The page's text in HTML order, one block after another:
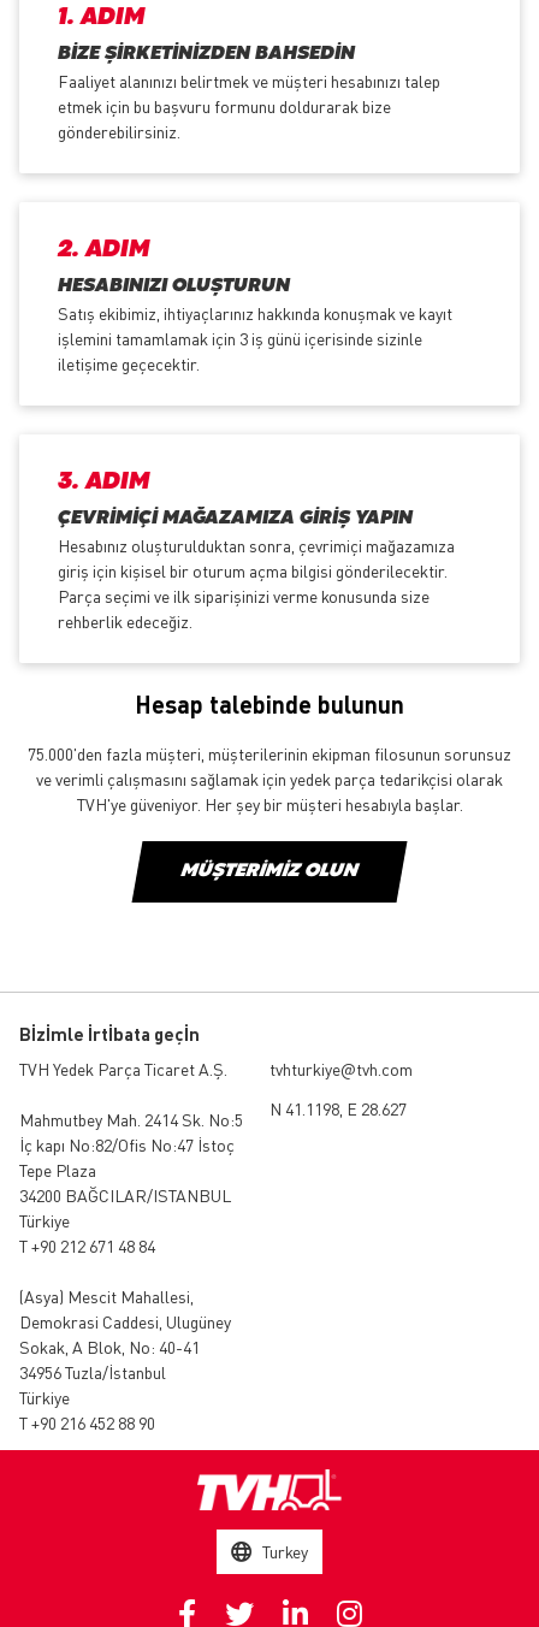
1. ADIM
BIZE ŞIRKETINIZDEN BAHSEDIN
Faaliyet alanınızı belirtmek ve müşteri hesabınızı talep
etmek için bu başvuru formunu doldurarak bize
gönderebilirsiniz.
2. ADIM
HESABINIZI OLUŞTURUN
Satış ekibimiz, ihtiyaçlarınız hakkında konuşmak ve kayıt
işlemini tamamlamak için 3 iş günü içerisinde sizinle
iletişime geçecektir.
3. ADIM
ÇEVRIMIÇI MAĞAZAMIZA GIRIŞ YAPIN
Hesabınız oluşturulduktan sonra, çevrimiçi mağazamıza
giriş için kişisel bir oturum açma bilgisi gönderilecektir.
Parça seçimi ve ilk siparişinizi verme konusunda size
rehberlik edeceğiz.
Hesap talebinde bulunun
75.000'den fazla müşteri, müşterilerinin ekipman filosunun sorunsuz
ve verimli çalışmasını sağlamak için yedek parça tedarikçisi olarak
TVH'ye güveniyor. Her şey bir müşteri hesabıyla başlar.
MÜŞTERIMIZ OLUN
Bİzİmle İrtİbata geçİn
TVH Yedek Parça Ticaret A.Ş.
Mahmutbey Mah. 2414 Sk. No:5
İç kapı No:82/Ofis No:47 İstoç
Tepe Plaza
34200 BAĞCILAR/ISTANBUL
Türkiye
T +90 212 671 48 84
(Asya) Mescit Mahallesi,
Demokrasi Caddesi, Ulugüney
Sokak, A Blok, No: 40-41
34956 Tuzla/İstanbul
Türkiye
T +90 216 452 88 90
tvhturkiye@tvh.com
N 41.1198, E 28.627
Turkey